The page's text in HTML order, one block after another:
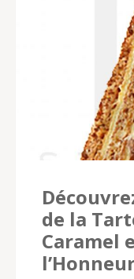
de la
Caramel